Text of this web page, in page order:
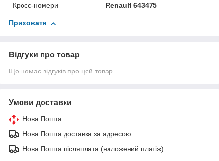
Кросс-номери
Renault 643475
Приховати
Відгуки про товар
Ще немає відгуків про цей товар
Умови доставки
Нова Пошта
Нова Пошта доставка за адресою
Нова Пошта післяплата (наложений платіж)